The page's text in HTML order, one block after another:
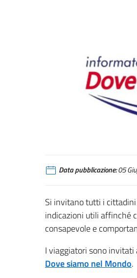
Data pubblicazione:05
Si invitano tutti i
indicazioni utili affinché
consapevole e
I viaggiatori sono
Dove siamo nel Mondo.